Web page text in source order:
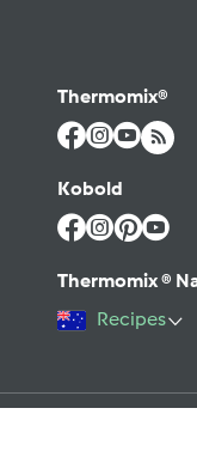
Thermomix®
Kobold
Thermomix ®
Recipes